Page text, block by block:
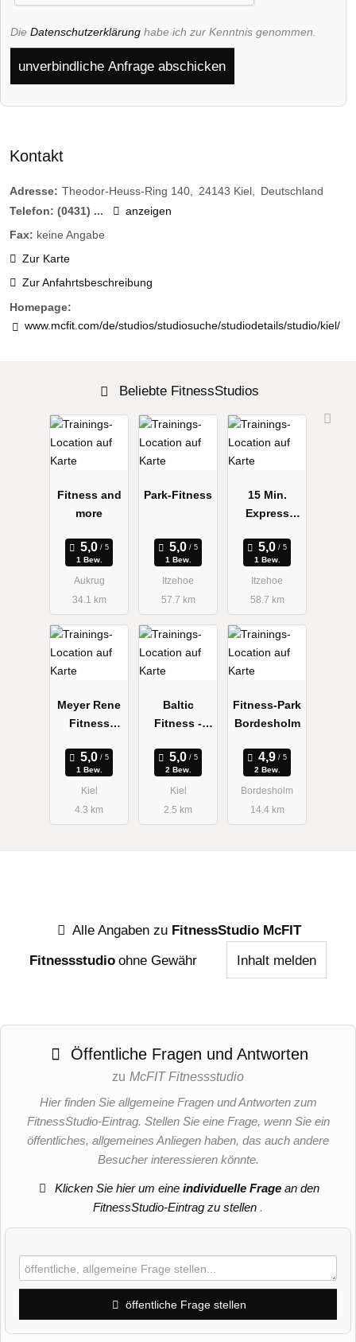
Die Datenschutzerklärung habe ich zur Kenntnis genommen.
unverbindliche Anfrage abschicken
Kontakt
Adresse: Theodor-Heuss-Ring 140 24143 Kiel
Deutschland
Telefon: (0431) ...
anzeigen
Fax: keine Angabe
Zur Karte
Zur Anfahrtsbeschreibung
Homepage:
www.mcfit.com/de/studios/studiosuche/studiodetails/studio/kiel/
Beliebte FitnessStudios
Fitness and
more
1 Bew.
Aukrug
34.1 km
Park-Fitness
1 Bew.
Itzehoe
57.7 km
15 Min.
Express
Itzehoe
1 Bew.
Itzehoe
58.7 km
Meyer Rene
Fitness
1 Bew.
Kiel
4.3 km
Baltic
Fitness -
2 Bew.
Kiel
2.5 km
Fitness-Park
Bordesholm
2 Bew.
Bordesholm
14.4 km
Alle Angaben zu FitnessStudio McFIT
Fitnessstudio ohne Gewähr Inhalt melden
Öffentliche Fragen und Antworten
zu McFIT Fitnessstudio
Hier finden Sie allgemeine Fragen und Antworten zum
FitnessStudio-Eintrag. Stellen Sie eine Frage, wenn Sie ein
öffentliches, allgemeines Anliegen haben, das auch andere
Besucher interessieren könnte.
Klicken Sie hier um eineindividuelle Frage an den
FitnessStudio-Eintrag zu stellen .
öffentliche Frage stellen